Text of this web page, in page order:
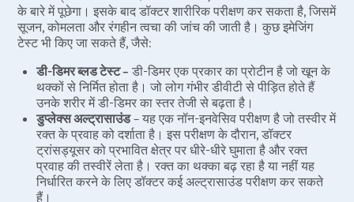
के बारे में पूछेगा। इसके बाद डॉक्टर शारीरिक परीक्षण कर सकता है, जिसमें
सूजन, कोमलता और रंगहीन त्वचा की जांच की जाती है। कुछ इमेजिंग
टेस्ट भी किए जा सकते हैं, जैसे:
डी-डिमर ब्लड टेस्ट – डी-डिमर एक प्रकार का प्रोटीन है जो खून के
थक्कों से निर्मित होता है। जो लोग गंभीर डीवीटी से पीड़ित होते हैं
उनके शरीर में डी-डिमर का स्तर तेजी से बढ़ता है।
डुप्लेक्स अल्ट्रासाउंड– यह एक नॉन-इनवेसिव परीक्षण है जो तस्वीर में
रक्त के प्रवाह को दर्शाता है। इस परीक्षण के दौरान, डॉक्टर
ट्रांसड्यूसर को प्रभावित क्षेत्र पर धीरे-धीरे घुमाता है और रक्त
प्रवाह की तस्वीरें लेता है। रक्त का थक्का बढ़ रहा है या नहीं यह
निर्धारित करने के लिए डॉक्टर कई अल्ट्रासाउंड परीक्षण कर सकते
हैं।